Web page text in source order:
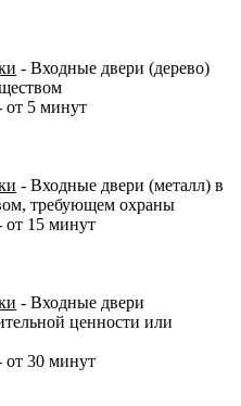
- Входные двери (дерево)
от 5 минут
- Входные двери (металл) в
требующем охраны
от 15 минут
- Входные двери
ценности или
от 30 минут